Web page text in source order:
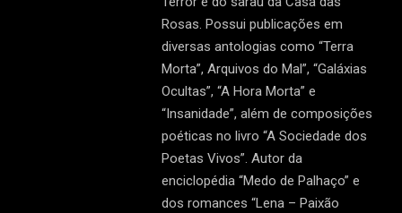
Rosas. Possui publicações em
diversas antologias como “Terra
Morta”, Arquivos do Mal”, “Galáxias
Ocultas”, “A Hora Morta” e
“Insanidade”, além de composições
poéticas no livro “A Sociedade dos
Poetas Vivos”. Autor da
enciclopédia “Medo de Palhaço” e
dos romances “Lena – Paixão